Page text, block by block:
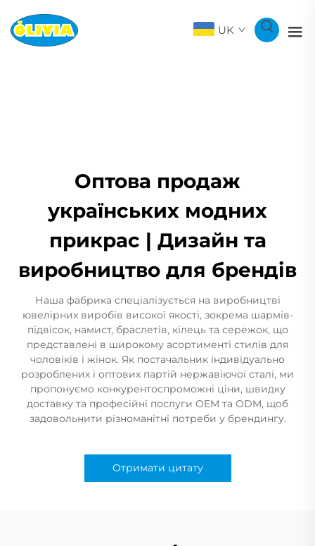
UK
Оптова продаж
українських модних
прикрас | Дизайн та
виробництво для брендів
Наша фабрика спеціалізується на виробництві
ювелірних виробів високої якості, зокрема шармів-
підвісок, намист, браслетів, кілець та сережок, що
представлені в широкому асортименті стилів для
чоловіків і жінок. Як постачальник індивідуально
розроблених і оптових партій нержавіючої сталі, ми
пропонуємо конкурентоспроможні ціни, швидку
доставку та професійні послуги OEM та ODM, щоб
задовольнити різноманітні потреби у брендингу.
Отримати цитату